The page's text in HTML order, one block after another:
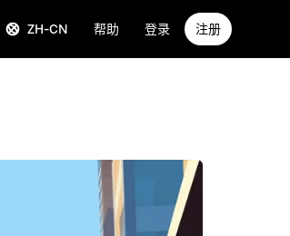
ZH-CN 帮助 登录 注册